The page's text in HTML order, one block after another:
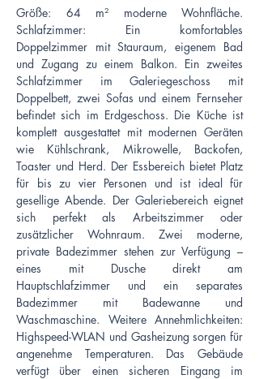
Größe: 64 m² moderne Wohnfläche.
Schlafzimmer: Ein komfortables
Doppelzimmer mit Stauraum, eigenem Bad
und Zugang zu einem Balkon. Ein zweites
Schlafzimmer im Galeriegeschoss mit
Doppelbett, zwei Sofas und einem Fernseher
befindet sich im Erdgeschoss. Die Küche ist
komplett ausgestattet mit modernen Geräten
wie Kühlschrank, Mikrowelle, Backofen,
Toaster und Herd. Der Essbereich bietet Platz
für bis zu vier Personen und ist ideal für
gesellige Abende. Der Galeriebereich eignet
sich perfekt als Arbeitszimmer oder
zusätzlicher Wohnraum. Zwei moderne,
private Badezimmer stehen zur Verfügung –
eines mit Dusche direkt am
Hauptschlafzimmer und ein separates
Badezimmer mit Badewanne und
Waschmaschine. Weitere Annehmlichkeiten:
Highspeed-WLAN und Gasheizung sorgen für
angenehme Temperaturen. Das Gebäude
verfügt über einen sicheren Eingang im